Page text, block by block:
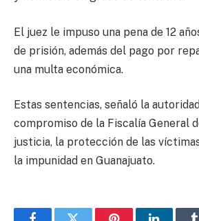
El juez le impuso una pena de 12
de prisión, además del pago por
una multa económica.
Estas sentencias, señaló la
compromiso de la Fiscalía General
justicia, la protección de las
la impunidad en Guanajuato.